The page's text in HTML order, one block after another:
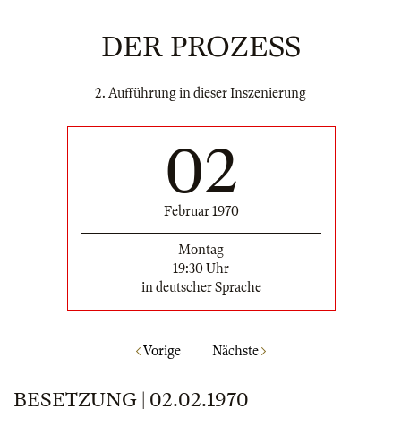
DER PROZESS
2. Aufführung in dieser Inszenierung
02
Februar 1970
Montag
19:30 Uhr
in deutscher Sprache
Vorige Nächste
BESETZUNG | 02.02.1970